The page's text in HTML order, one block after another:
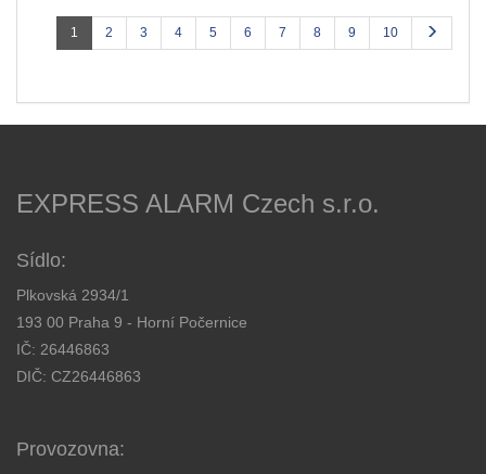
1 2 3 4 5 6 7 8 9 10
EXPRESS ALARM Czech s.r.o.
Sídlo:
Plkovská 2934/1
193 00 Praha 9 - Horní Počernice
IČ: 26446863
DIČ: CZ26446863
Provozovna: